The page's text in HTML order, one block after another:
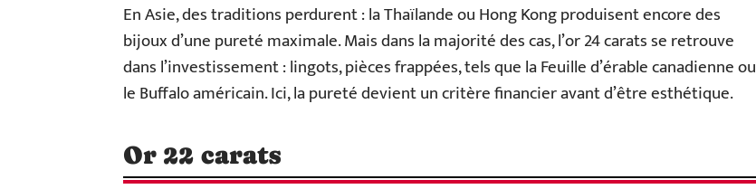
En Asie, des traditions perdurent : la Thaïlande ou Hong Kong produisent encore des
bijoux d’une pureté maximale. Mais dans la majorité des cas, l’or 24 carats se retrouve
dans l’investissement : lingots, pièces frappées, tels que la Feuille d’érable canadienne ou
le Buffalo américain. Ici, la pureté devient un critère financier avant d’être esthétique.
Or 22 carats